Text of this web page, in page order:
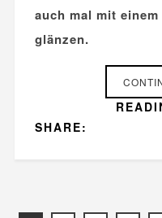
auch mal mit
glänzen.
SHARE: